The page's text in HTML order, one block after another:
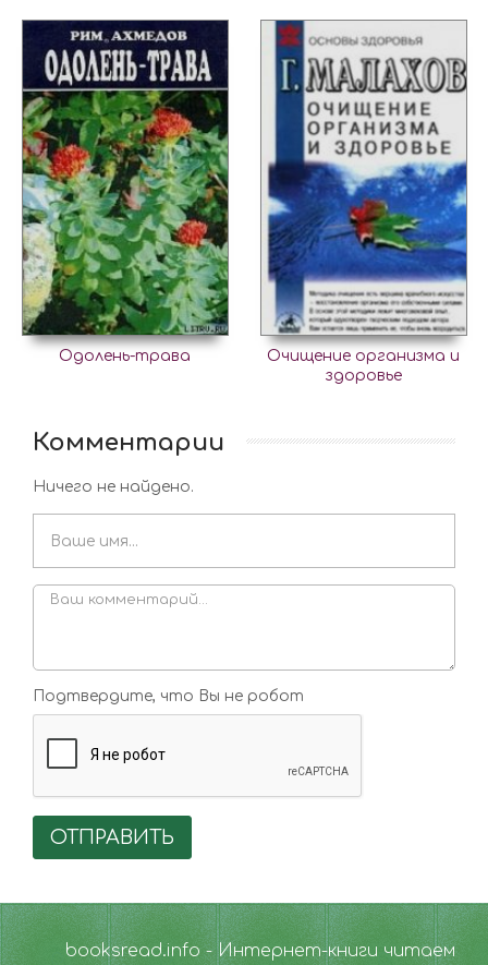
Одолень-трава
Очищение организма и
здоровье
Комментарии
Ничего не найдено.
Подтвердите, что Вы не робот
ОТПРАВИТЬ
booksread.info - Интернет-книги читаем